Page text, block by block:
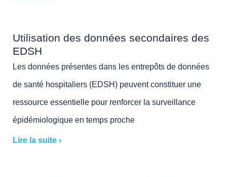
Utilisation des données secondaires des
EDSH
Les données présentes dans les entrepôts de données
de santé hospitaliers (EDSH) peuvent constituer une
ressource essentielle pour renforcer la surveillance
épidémiologique en temps proche
Lire la suite ›